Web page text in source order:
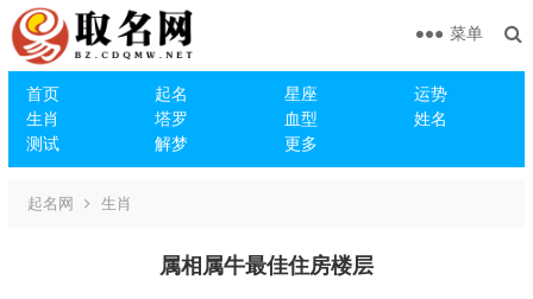
首页 起名 星座
运势
生肖
塔罗 血型
姓名
测试
解梦 更多
菜单
起名网 生肖
属相属牛最佳住房楼层